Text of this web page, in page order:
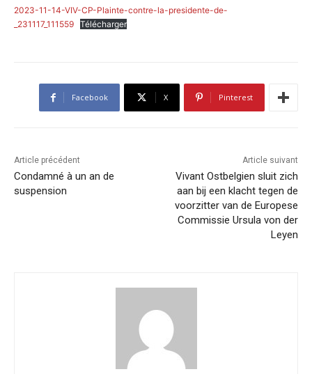
2023-11-14-VIV-CP-Plainte-contre-la-presidente-de-
_231117_111559 Télécharger
Facebook X Pinterest
Article précédent
Condamné à un an de
suspension
Article suivant
Vivant Ostbelgien sluit zich
aan bij een klacht tegen de
voorzitter van de Europese
Commissie Ursula von der
Leyen